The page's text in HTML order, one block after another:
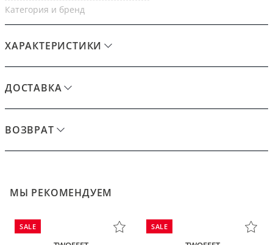
Категория и бренд
ХАРАКТЕРИСТИКИ
ДОСТАВКА
ВОЗВРАТ
МЫ РЕКОМЕНДУЕМ
SALE SALE